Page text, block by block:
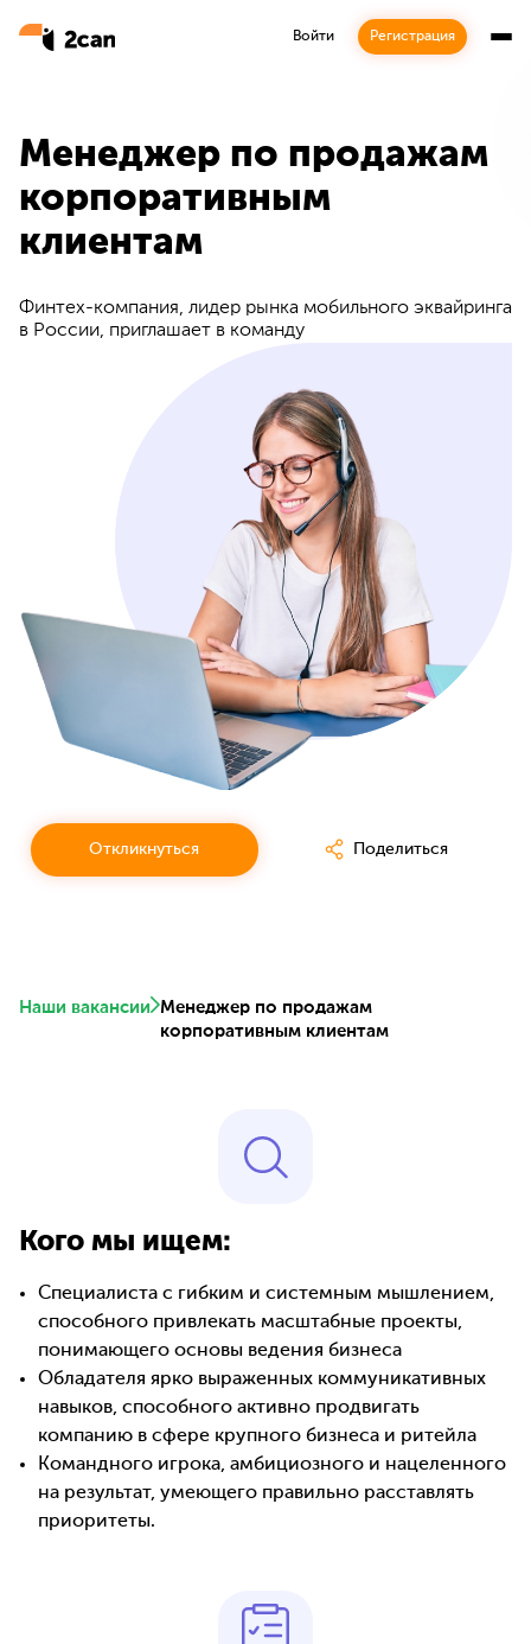
Войти Регистрация
Менеджер по продажам
корпоративным
клиентам
Финтех-компания, лидер рынка мобильного эквайринга
в России, приглашает в команду
Откликнуться Поделиться
Наши вакансии
Менеджер по продажам
корпоративным клиентам
Кого мы ищем:
Специалиста с гибким и системным мышлением,
способного привлекать масштабные проекты,
понимающего основы ведения бизнеса
Обладателя ярко выраженных коммуникативных
навыков, способного активно продвигать
компанию в сфере крупного бизнеса и ритейла
Командного игрока, амбициозного и нацеленного
на результат, умеющего правильно расставлять
приоритеты.